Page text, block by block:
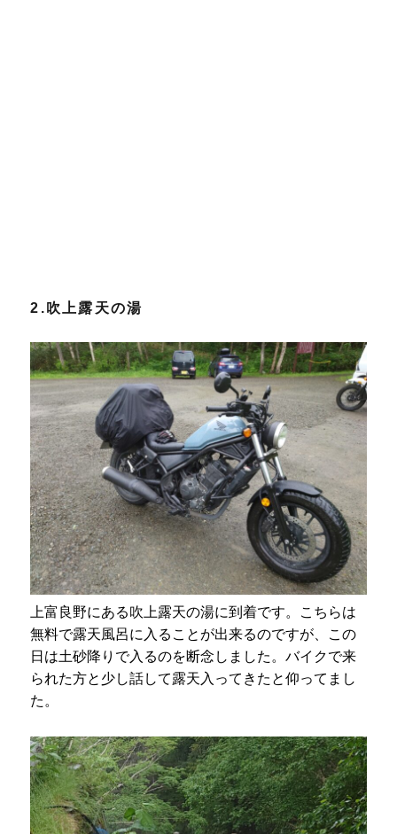
2.吹上露天の湯
上富良野にある吹上露天の湯に到着です。こちらは
無料で露天風呂に入ることが出来るのですが、この
日は土砂降りで入るのを断念しました。バイクで来
られた方と少し話して露天入ってきたと仰ってまし
た。